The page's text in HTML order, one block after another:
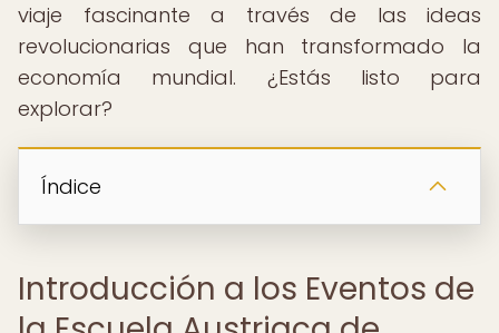
viaje fascinante a través de las ideas
revolucionarias que han transformado la
economía mundial. ¿Estás listo para
explorar?
Índice
Introducción a los Eventos de